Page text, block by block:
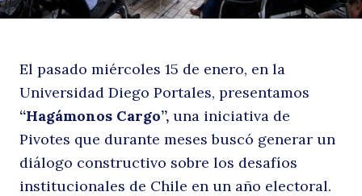
El pasado miércoles 15 de enero, en la
Universidad Diego Portales, presentamos
“Hagámonos Cargo”, una iniciativa de
Pivotes que durante meses buscó generar un
diálogo constructivo sobre los desafíos
institucionales de Chile en un año electoral.